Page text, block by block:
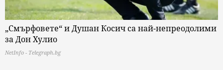
„Смърфовете“ и Душан Косич са най-непреодолими
за Дон Хулио
NetInfo - Telegraph.bg